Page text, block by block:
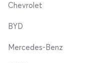
Chevrolet
BYD
Mercedes-Benz